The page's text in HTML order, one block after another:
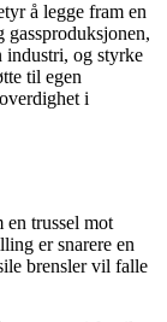
å legge fram en
industri, og styrke
til egen
i
en trussel mot
er snarere en
brensler vil falle